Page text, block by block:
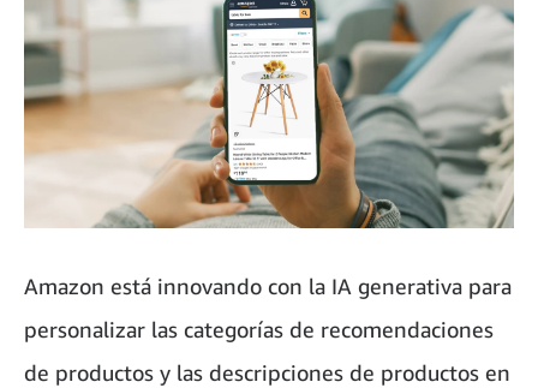
Amazon está innovando con la IA generativa para
personalizar las categorías de recomendaciones
de productos y las descripciones de productos en